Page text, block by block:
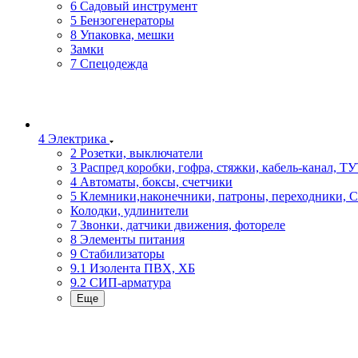
6 Садовый инструмент
5 Бензогенераторы
8 Упаковка, мешки
Замки
7 Спецодежда
4 Электрика
2 Розетки, выключатели
3 Распред коробки, гофра, стяжки, кабель-канал,
4 Автоматы, боксы, счетчики
5 Клемники,наконечники, патроны, переходники,
Колодки, удлинители
7 Звонки, датчики движения, фотореле
8 Элементы питания
9 Стабилизаторы
9.1 Изолента ПВХ, ХБ
9.2 СИП-арматура
Еще